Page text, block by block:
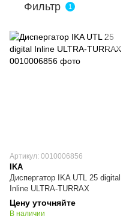
Фильтр 1
Артикул: 0010006856
IKA
Диспергатор IKA UTL 25 digital
Inline ULTRA-TURRAX
Цену уточняйте
В наличии